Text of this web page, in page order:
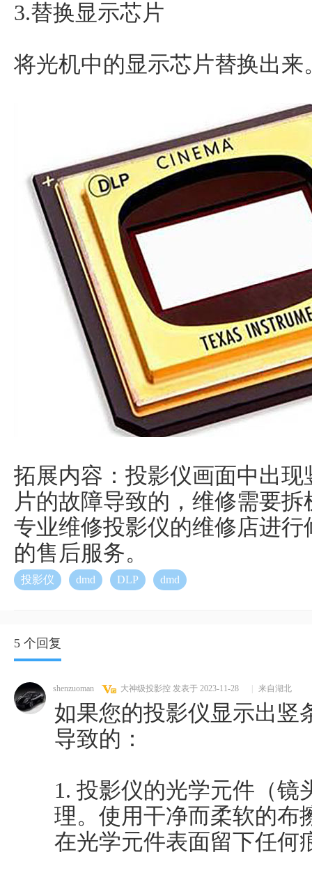
3.替换显示芯片
将光机中的显示芯片替换出来
拓展内容：投影仪画面中出
片的故障导致的，维修需要
专业维修投影仪的维修店进
的售后服务。
投影仪 dmd DLP dmd
5 个回复
shenzuoman 大神级投影控 发表于 2023-11-28 来自湖北
如果您的投影仪显示出竖
导致的：
1. 投影仪的光学元件（镜
理。使用干净而柔软的布
在光学元件表面留下任何